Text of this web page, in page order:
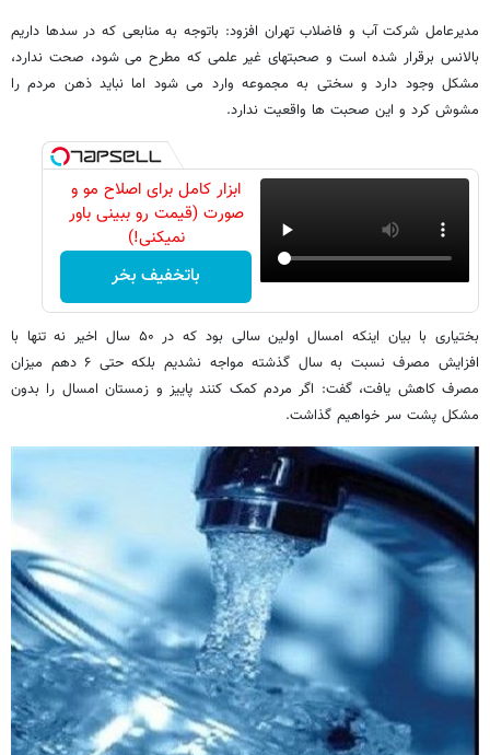
مدیرعامل شرکت آب و فاضلاب تهران افزود: باتوجه به منابعی که در سدها داریم
بالانس برقرار شده است و صحبتهای غیر علمی که مطرح می شود، صحت ندارد،
مشکل وجود دارد و سختی به مجموعه وارد می شود اما نباید ذهن مردم را
مشوش کرد و این صحبت ها واقعیت ندارد.
ابزار کامل برای اصلاح مو و
صورت (قیمت رو ببینی باور
نمیکنی!)
باتخفیف بخر
بختیاری با بیان اینکه امسال اولین سالی بود که در ۵۰ سال اخیر نه تنها با
افزایش مصرف نسبت به سال گذشته مواجه نشدیم بلکه حتی ۶ دهم میزان
مصرف کاهش یافت، گفت: اگر مردم کمک کنند پاییز و زمستان امسال را بدون
مشکل پشت سر خواهیم گذاشت.